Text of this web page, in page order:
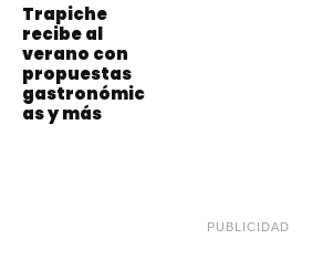
Trapiche
recibe al
verano con
propuestas
gastronómic
as y más
PUBLICIDAD